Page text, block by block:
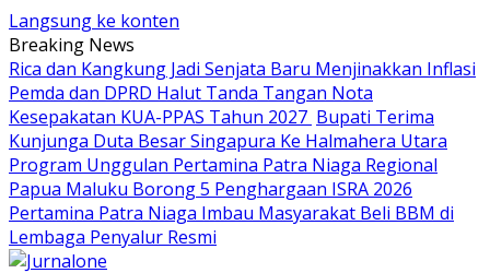
Langsung ke konten
Breaking News
Rica dan Kangkung Jadi Senjata Baru Menjinakkan Inflasi
Pemda dan DPRD Halut Tanda Tangan Nota
Kesepakatan KUA-PPAS Tahun 2027 Bupati Terima
Kunjunga Duta Besar Singapura Ke Halmahera Utara
Program Unggulan Pertamina Patra Niaga Regional
Papua Maluku Borong 5 Penghargaan ISRA 2026
Pertamina Patra Niaga Imbau Masyarakat Beli BBM di
Lembaga Penyalur Resmi